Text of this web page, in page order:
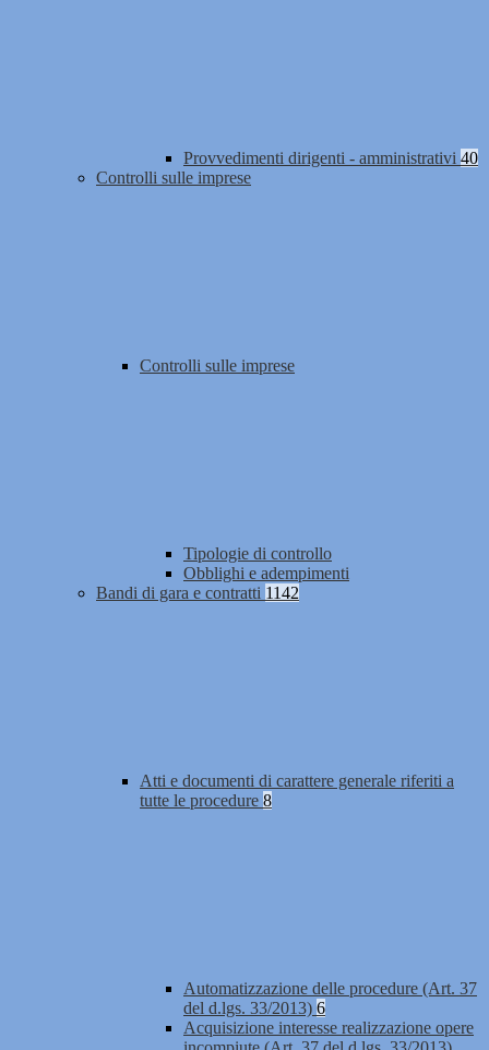
Provvedimenti dirigenti - amministrativi 40
Controlli sulle imprese
Controlli sulle imprese
Tipologie di controllo
Obblighi e adempimenti
Bandi di gara e contratti 1142
Atti e documenti di carattere generale riferiti a
tutte le procedure 8
Automatizzazione delle procedure (Art. 37
del d.lgs. 33/2013) 6
Acquisizione interesse realizzazione opere